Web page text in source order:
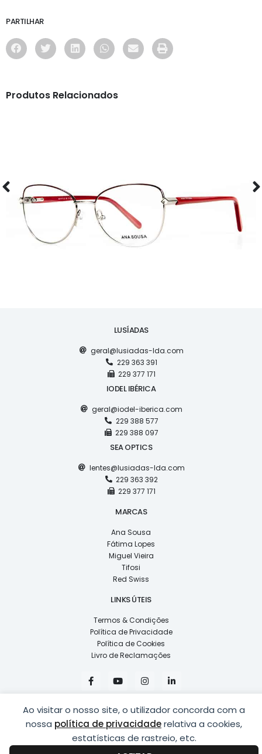
Ao visitar o nosso site, o utilizador concorda com a
nossa política de privacidaderelativa a cookies,
estatísticas de rastreio, etc.
PARTILHAR
Produtos Relacionados
LUSÍADAS
geral@lusiadas-lda.com
229 363 391
229 377 171
IODEL IBÉRICA
geral@iodel-iberica.com
229 388 577
229 388 097
SEA OPTICS
lentes@lusiadas-lda.com
229 363 392
229 377 171
MARCAS
Ana Sousa
Fátima Lopes
Miguel Vieira
Tifosi
Red Swiss
LINKS ÚTEIS
Termos & Condições
Política de Privacidade
Política de Cookies
Livro de Reclamações
F
a
c
b
o
o
k
-
Y
o
u
u
b
e
I
n
s
a
g
r
a
m
i
n
e
d
i
n
-
COPYRIGHT © 2026LUSÍADAS, DISTRIBUIÇÃO DE ÓPTICAS, LDA.